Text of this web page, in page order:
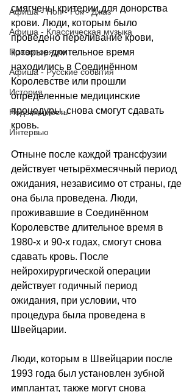
Афиша - Поп - Рок - Джаз
Афиша - Классическая музыка
Правопорядок
Афиша - Русские события
История
Недвижимость
Интервью
смягчены критерии для донорства
крови. Люди, которым было
проведено переливание крови,
которые длительное время
находились в Соединённом
Королевстве или прошли
определенные медицинские
процедуры, снова смогут сдавать
кровь.
Отныне после каждой трансфузии
действует четырёхмесячный период
ожидания, независимо от страны, где
она была проведена. Люди,
проживавшие в Соединённом
Королевстве длительное время в
1980-х и 90-х годах, смогут снова
сдавать кровь. После
нейрохирургической операции
действует годичный период
ожидания, при условии, что
процедура была проведена в
Швейцарии.
Люди, которым в Швейцарии после
1993 года был установлен зубной
имплантат, также могут снова